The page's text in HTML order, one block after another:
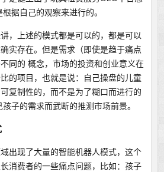
据自己的观察来进行的。
，上述的模式都是可以的，都是可以
实存在。但是需求（即使是趋于痛点
同的 概念，市场的投资和创业意义在
的项目，也就是说：自己操盘的儿童
复制性的，而不是为了糊口而进行的
子的需求而武断的推测市场前景。
出现了大量的智能机器人模式，这个
消费者的一些痛点问题，比如：孩子